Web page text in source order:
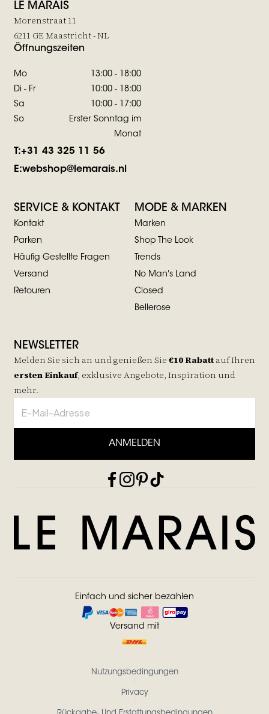
LE MARAIS
Morenstraat 11
6211 GE Maastricht - NL
Öffnungszeiten
Mo
13:00 - 18:00
Di - Fr
10:00 - 18:00
Sa
10:00 - 17:00
So
Erster Sonntag im
Monat
T:+31 43 325 11 56
E:webshop@lemarais.nl
SERVICE & KONTAKT
Kontakt
Parken
Häufig Gestellte Fragen
Versand
Retouren
MODE & MARKEN
Marken
Shop The Look
Trends
No Man's Land
Closed
Bellerose
NEWSLETTER
Melden Sie sich an und genießen Sie €10 Rabatt aufIhren
ersten Einkauf, exklusive Angebote, Inspiration und
mehr.
ANMELDEN
Einfach und sicher bezahlen
Versand mit
Nutzungsbedingungen
Privacy